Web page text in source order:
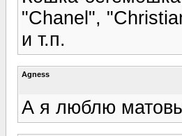
"Chanel",
и т.п.
Agness
А я люблю